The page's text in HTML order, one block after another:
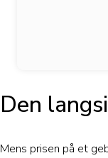
Den
Mens prisen på et